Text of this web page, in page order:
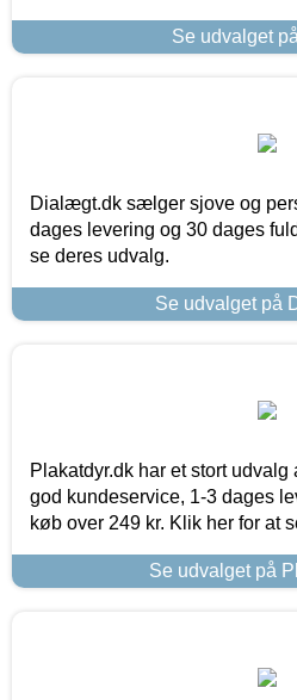
Se udvalget
Dialægt.dk sælger sjove og
dages levering og 30 dages
se deres udvalg.
Se udvalget på
Plakatdyr.dk har et stort
god kundeservice, 1-3 dages
køb over 249 kr. Klik her for at
Se udvalget på